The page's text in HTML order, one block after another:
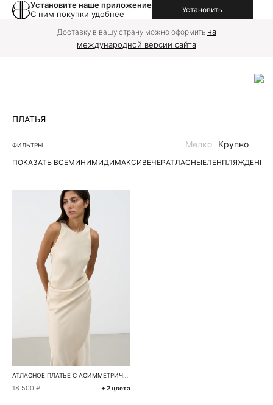
Установите наше приложение
С ним покупки удобнее
Установить
Доставку в вашу страну можно оформить на
международной версии сайта
ПЛАТЬЯ
ФИЛЬТРЫ
ПОКАЗАТЬ ВСЕМИНИМИДИМАКСИВЕЧЕРАТЛАСНЫЕЛЕНПЛЯЖДЕНИМ
Мелко Крупно
АТЛАСНОЕ ПЛАТЬЕ С АСИММЕТРИЧНОЙ ЮБКОЙ
18 500 ₽ + 2 цвета